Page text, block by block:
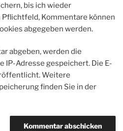
bis ich wieder
Kommentare können
abgegeben werden.
abgeben, werden die
IP-Adresse gespeichert. Die E-
Weitere
finden Sie in der